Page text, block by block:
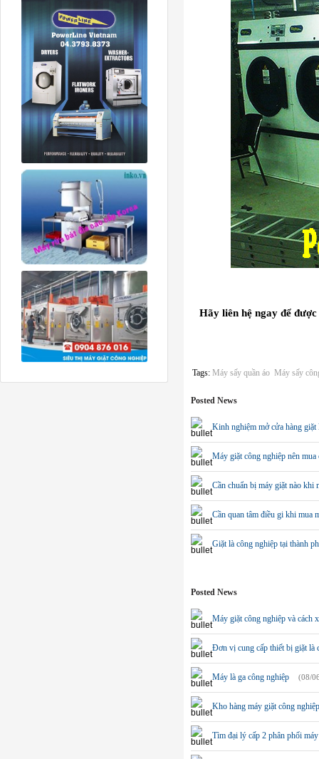
Hãy liên hệ ngay để được
Tags: Máy sấy quần áo Máy sấy
Posted News
Kinh nghiệm mở cửa hàng giặt
Máy giặt công nghiệp nên mua
Cần chuẩn bị máy giặt nào khi
Cần quan tâm điều gi khi mua
Giặt là công nghiệp tại thành
Posted News
Máy giặt công nghiệp và cách
Đơn vị cung cấp thiết bị giặt là
Máy là ga công nghiệp (08/
Kho hàng máy giặt công
Tìm đại lý cấp 2 phân phối